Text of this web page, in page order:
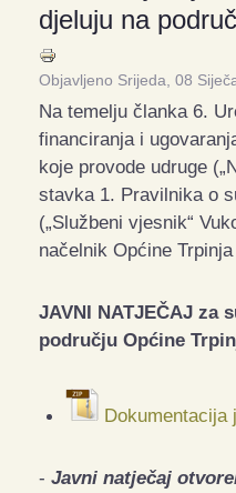
djeluju na
Objavljeno Srijeda, 08
Na temelju članka 6.
financiranja i
koje provode udruge
stavka 1. Pravilnika o
(„Službeni vjesnik“
načelnik Općine
JAVNI NATJEČAJ za
području Općine
Dokumentacija
- Javni natječaj